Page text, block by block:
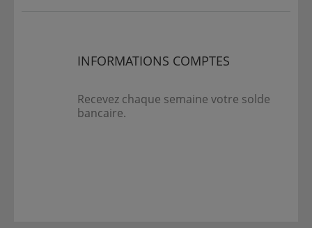
INFORMATIONS COMPTES
Recevez chaque semaine votre solde
bancaire.